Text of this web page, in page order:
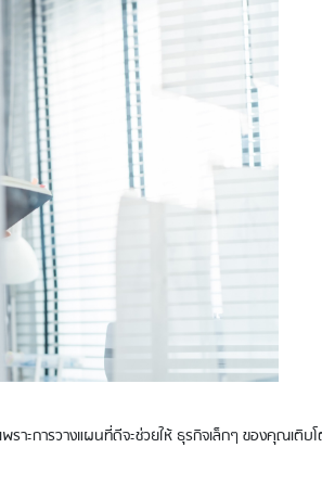
ะการวางแผนที่ดีจะช่วยให้ ธุรกิจเล็กๆ ของคุณเติบโ